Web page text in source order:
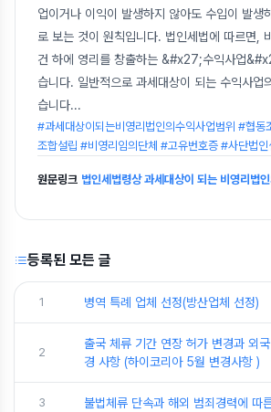
업이거나 이익이 발생하지 않아도 수입이 발생
로 보는 것이 원칙입니다. 법인세법에 따르면,
건 하에 영리를 창출하는 &#x27;수익사업
습니다. 일반적으로 과세대상이 되는 수익사업
습니다...
#과세대상이되는비영리법인의수익사업범위 #협동
조합설립 #비영리임의단체 #고유번호증 #사단법인
원문링크 법인세법령상 과세대상이 되는 비영리법
등록된 모든 글
1 병역 특례 업체 선정(방산업체 선정)
2
출국 체류 기간 연장 허가 변경과 외
경 사항 (하이코리아 5월 변경사항 )
3 불법체류 단속과 해외 범죄경력에 따